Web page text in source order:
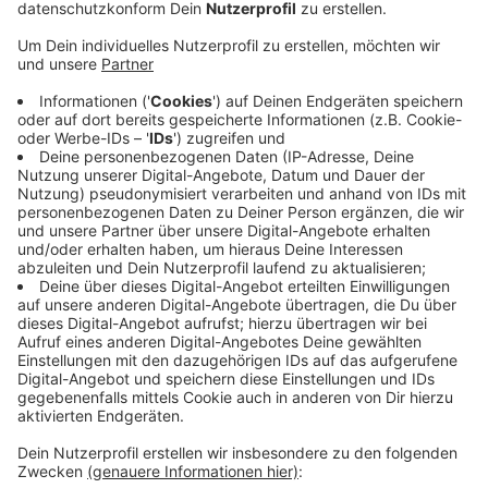
Anzeige
Auf dem Friedhof in Euskirchen-Kirchheim kam es in
der vergangenen Woche zu einem Diebstahl, bei dem
mehrere Gräber beschädigt wurden. Unbekannte Täter
haben Grablaternen gewaltsam von den Gräbern
entfernt und anschließend gestohlen.
Dabei wurden einige Laternensockel beschädigt, was
zusätzlichen Schaden an den betroffenen Gräbern
verursacht hat. Die Polizei hat die Ermittlungen wegen
besonders schweren Falls des Diebstahls und Störung
der Totenruhe aufgenommen und sucht nach Zeugen,
die Hinweise zu den Tätern geben können.
Anzeige